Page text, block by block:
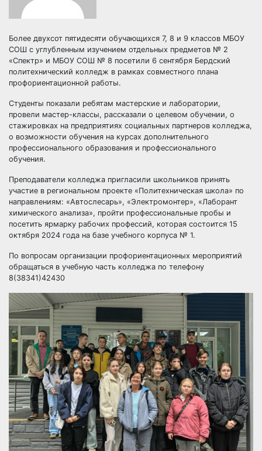
Более двухсот пятидесяти обучающихся 7, 8 и 9 классов МБОУ
СОШ с углубленным изучением отдельных предметов № 2
«Спектр» и МБОУ СОШ № 8 посетили 6 сентября Бердский
политехнический колледж в рамках совместного плана
профориентационной работы.
Студенты показали ребятам мастерские и лаборатории,
провели мастер-классы, рассказали о целевом обучении, о
стажировках на предприятиях социальных партнеров колледжа,
о возможности обучения на курсах дополнительного
профессионального образования и профессионального
обучения.
Преподаватели колледжа пригласили школьников принять
участие в региональном проекте «Политехническая школа» по
направлениям: «Автослесарь», «Электромонтер», «Лаборант
химического анализа», пройти профессиональные пробы и
посетить ярмарку рабочих профессий, которая состоится 15
октября 2024 года на базе учебного корпуса № 1.
По вопросам организации профориентационных мероприятий
обращаться в учебную часть колледжа по телефону
8(38341)42430